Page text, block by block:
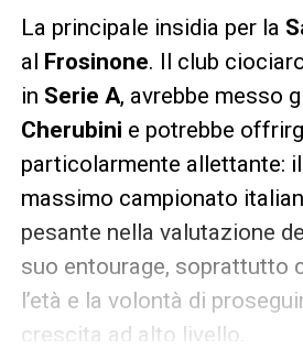
La principale insidia per la
al Frosinone. Il club
in Serie A, avrebbe messo
Cherubini e potrebbe
particolarmente allettante:
massimo campionato
pesante nella valutazione
suo entourage, soprattutto
l’età e la volontà di
crescita ad alto livello.